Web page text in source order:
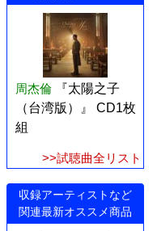
周杰倫
『太陽之子
（台湾版）』 CD1枚
組
>>試聴曲全リスト
収録アーティストなど
関連最新オススメ商品